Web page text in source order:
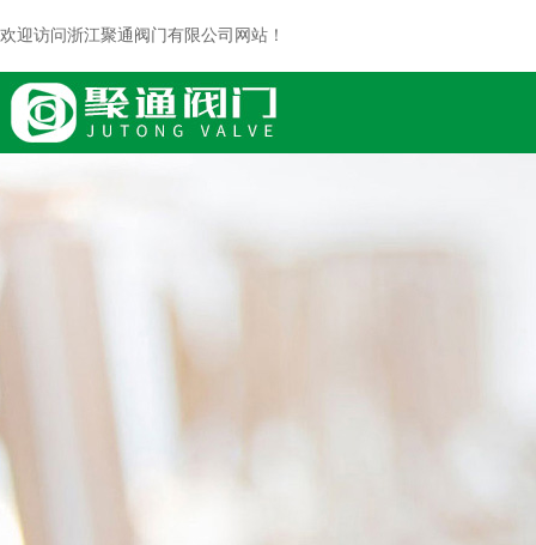
欢迎访问浙江聚通阀门有限公司网站！